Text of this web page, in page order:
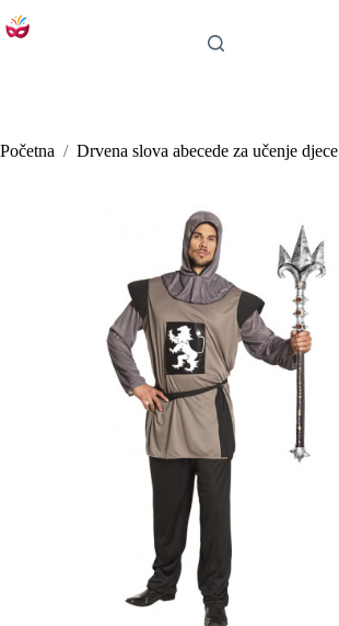
na
Početna / Drvena slova abecede za učenje djece